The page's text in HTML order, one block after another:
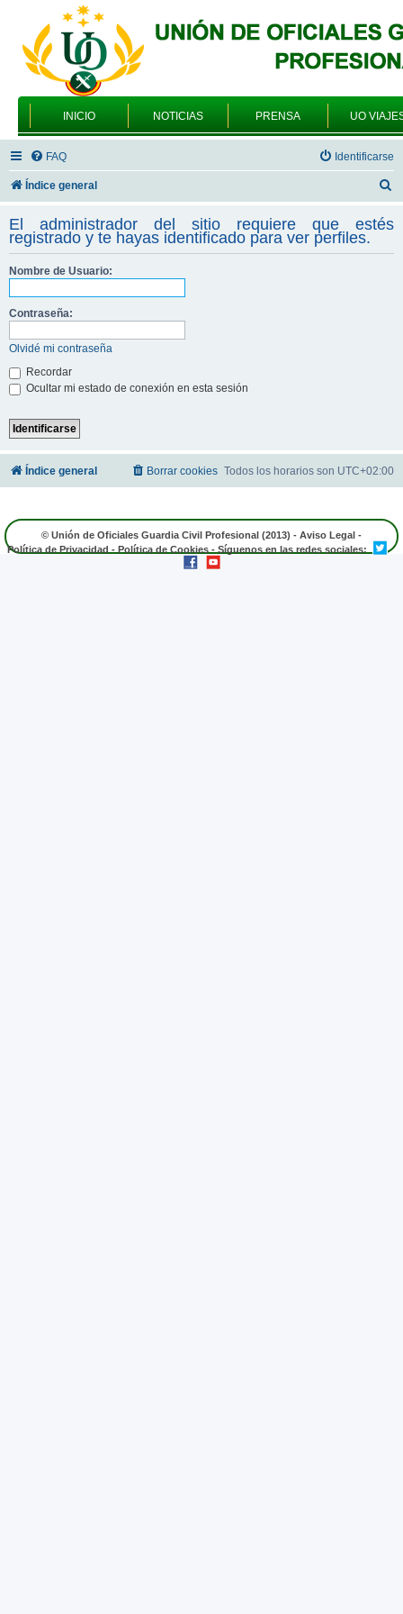
INICIO NOTICIAS PRENSA UO
FAQ Identificarse
Índice general
s
c
El administrador del sitio requiere que estés
registrado y te hayas identificado para ver perfiles.
Nombre de Usuario:
Contraseña:
Olvidé mi contraseña
Recordar
Ocultar mi estado de conexión en esta sesión
Índice general Todos los horarios son UTC+02:00
Borrar cookies
© Unión de Oficiales Guardia Civil Profesional (2013) - Aviso Legal -
Política de Privacidad - Política de Cookies - Síguenos en las redes sociales: